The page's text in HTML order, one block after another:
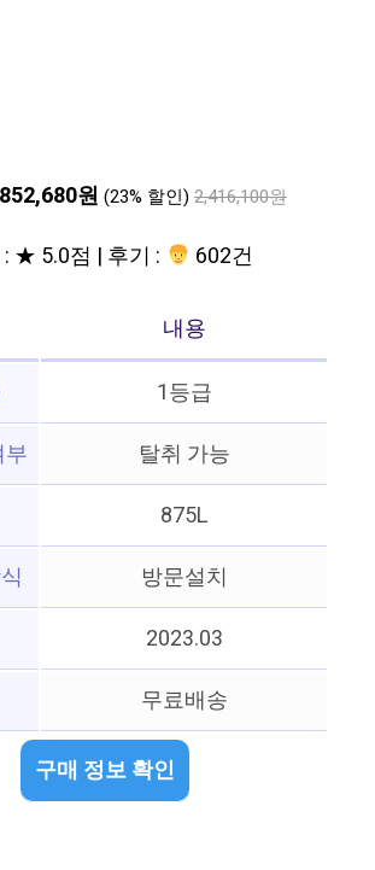
원 (23% 할인) 2,416,100원
★ 5.0점 | 후기 : 602건
내용
1등급
탈취 가능
875L
방문설치
2023.03
무료배송
구매 정보 확인